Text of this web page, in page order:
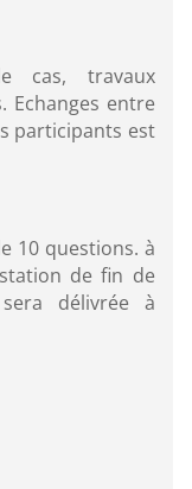
cas, travaux
Echanges entre
participants est
10 questions. à
de fin de
délivrée à